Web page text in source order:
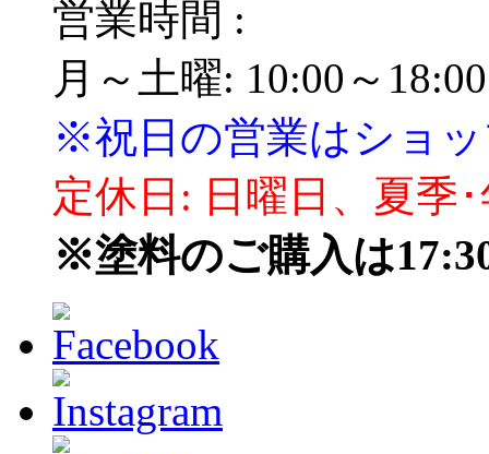
営業時間 :
月～土曜: 10:00～18:00
※祝日の営業はショ
定休日: 日曜日、夏季
※塗料のご購入は